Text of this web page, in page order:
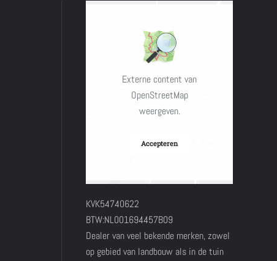
Externe content van
OpenStreetMap
weergeven.
Accepteren
KVK54740622
BTW:NL001694457B09
Dealer van veel bekende merken, zowel
op gebied van landbouw als in de tuin